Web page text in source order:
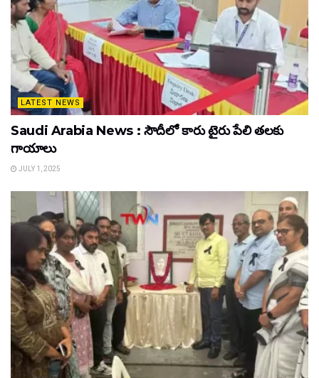
LATEST NEWS
Saudi Arabia News : సౌదీలో కారు టైరు పేలి తలకు
గాయాలు
JULY 1, 2025